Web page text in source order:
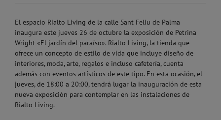
El espacio Rialto Living de la calle Sant Feliu de Palma
inaugura este jueves 26 de octubre la exposición de Petrina
Wright «El jardín del paraíso». Rialto Living, la tienda que
ofrece un concepto de estilo de vida que incluye diseño de
interiores, moda, arte, regalos e incluso cafetería, cuenta
además con eventos artísticos de este tipo. En esta ocasión, el
jueves, de 18:00 a 20:00, tendrá lugar la inauguración de esta
nueva exposición para contemplar en las instalaciones de
Rialto Living.